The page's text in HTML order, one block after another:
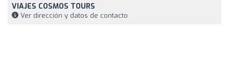
VIAJES COSMOS TOURS
Ver dirección y datos de contacto